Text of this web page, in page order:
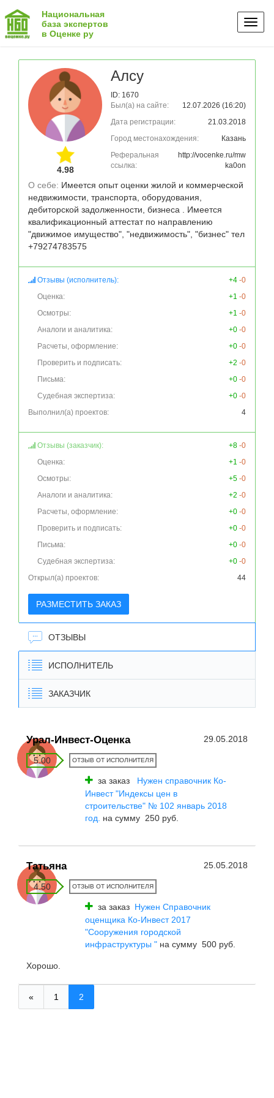
Национальная
база экспертов
в Оценке ру
4.98
Алсу
ID: 1670
Был(а) на сайте:
12.07.2026 (16:20)
Дата регистрации:
21.03.2018
Город местонахождения:
Казань
Реферальная
ссылка:
http://vocenke.ru/mw
ka0on
О себе: Имеется опыт оценки жилой и коммерческой
недвижимости, транспорта, оборудования,
дебиторской задолженности, бизнеса . Имеется
квалификационный аттестат по направлению
"движимое имущество", "недвижимость", "бизнес" тел
+79274783575
Отзывы (исполнитель): +4 -0
Оценка:
+1 -0
Осмотры:
+1 -0
Аналоги и аналитика:
+0 -0
Расчеты, оформление:
+0 -0
Проверить и подписать:
+2 -0
Письма:
+0 -0
Судебная экспертиза:
+0 -0
Выполнил(а) проектов:
4
Отзывы (заказчик): +8 -0
Оценка:
+1 -0
Осмотры:
+5 -0
Аналоги и аналитика:
+2 -0
Расчеты, оформление:
+0 -0
Проверить и подписать:
+0 -0
Письма:
+0 -0
Судебная экспертиза:
+0 -0
Открыл(а) проектов:
44
РАЗМЕСТИТЬ ЗАКАЗ
ОТЗЫВЫ
ИСПОЛНИТЕЛЬ
ЗАКАЗЧИК
Урал-Инвест-Оценка 29.05.2018
5.00 ОТЗЫВ ОТ ИСПОЛНИТЕЛЯ
за заказ
Нужен справочник Ко-
Инвест "Индексы цен в
строительстве" № 102 январь 2018
год.
на сумму 250 руб.
Татьяна 25.05.2018
4.50 ОТЗЫВ ОТ ИСПОЛНИТЕЛЯ
за заказ Нужен Справочник
оценщика Ко-Инвест 2017
"Cооружения городской
инфраструктуры " на сумму 500 руб.
Хорошо.
« 1 2